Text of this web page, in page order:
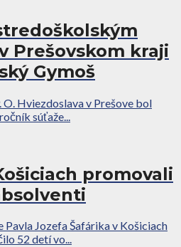
Prešovskom kraji
Gymoš
O. Hviezdoslava v Prešove bol
súťaže...
promovali
Pavla Jozefa Šafárika v Košiciach
52 detí vo...